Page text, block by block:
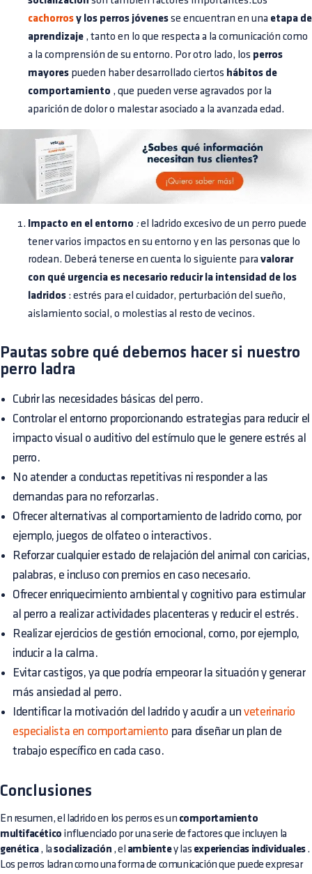
cachorrosy los perros jóvenes se encuentran en una etapa de
aprendizaje , tanto en lo que respecta a la comunicación como
a la comprensión de su entorno. Por otro lado, los perros
mayores pueden haber desarrollado ciertos hábitos de
comportamiento , que pueden verse agravados por la
aparición de dolor o malestar asociado a la avanzada edad.
Impacto en el entorno :el ladrido excesivo de un perro puede
tener varios impactos en su entorno y en las personas que lo
rodean. Deberá tenerse en cuenta lo siguiente para valorar
con qué urgencia es necesario reducir la intensidad de los
ladridos : estrés para el cuidador, perturbación del sueño,
aislamiento social, o molestias al resto de vecinos.
Pautas sobre qué debemos hacer si nuestro
perro ladra
Cubrir las necesidades básicas del perro.
Controlar el entorno proporcionando estrategias para reducir el
impacto visual o auditivo del estímulo que le genere estrés al
perro.
No atender a conductas repetitivas ni responder a las
demandas para no reforzarlas.
Ofrecer alternativas al comportamiento de ladrido como, por
ejemplo, juegos de olfateo o interactivos.
Reforzar cualquier estado de relajación del animal con caricias,
palabras, e incluso con premios en caso necesario.
Ofrecer enriquecimiento ambiental y cognitivo para estimular
al perro a realizar actividades placenteras y reducir el estrés.
Realizar ejercicios de gestión emocional, como, por ejemplo,
inducir a la calma.
Evitar castigos, ya que podría empeorar la situación y generar
más ansiedad al perro.
Identificar la motivación del ladrido y acudir a unveterinario
especialista en comportamiento para diseñar un plan de
trabajo específico en cada caso.
Conclusiones
En resumen, el ladrido en los perros es un comportamiento
multifacético influenciado por una serie de factores que incluyen la
genética, lasocialización , el ambientey las experiencias individuales.
Los perros ladran como una forma de comunicación que puede expresar